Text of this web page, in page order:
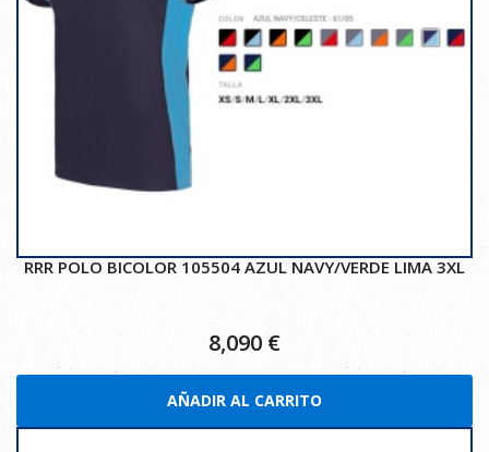
RRR POLO BICOLOR 105504 AZUL NAVY/VERDE LIMA 3XL
8,090 €
AÑADIR AL CARRITO